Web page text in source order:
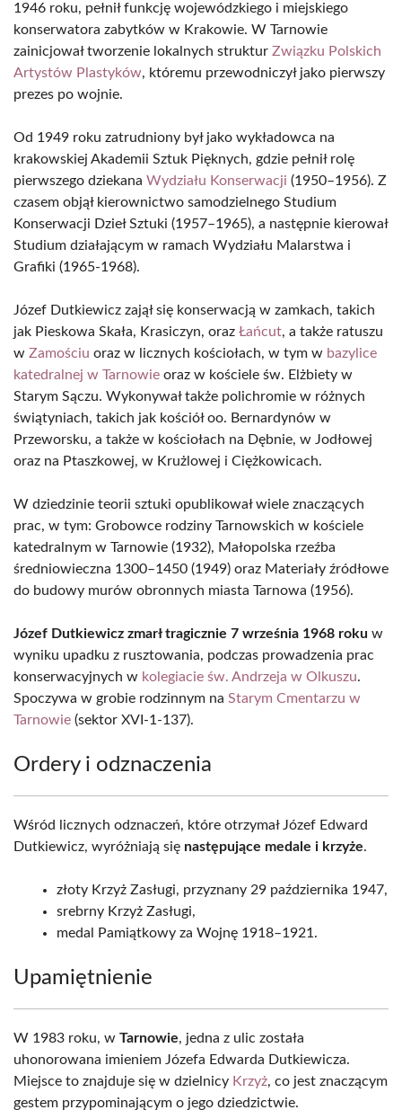
1946 roku, pełnił funkcję wojewódzkiego i miejskiego
konserwatora zabytków w Krakowie. W Tarnowie
zainicjował tworzenie lokalnych struktur Związku Polskich
Artystów Plastyków, któremu przewodniczył jako pierwszy
prezes po wojnie.
Od 1949 roku zatrudniony był jako wykładowca na
krakowskiej Akademii Sztuk Pięknych, gdzie pełnił rolę
pierwszego dziekana Wydziału Konserwacji (1950–1956). Z
czasem objął kierownictwo samodzielnego Studium
Konserwacji Dzieł Sztuki (1957–1965), a następnie kierował
Studium działającym w ramach Wydziału Malarstwa i
Grafiki (1965-1968).
Józef Dutkiewicz zajął się konserwacją w zamkach, takich
jak Pieskowa Skała, Krasiczyn, oraz Łańcut, a także ratuszu
w Zamościu oraz w licznych kościołach, w tym w bazylice
katedralnej w Tarnowie oraz w kościele św. Elżbiety w
Starym Sączu. Wykonywał także polichromie w różnych
świątyniach, takich jak kościół oo. Bernardynów w
Przeworsku, a także w kościołach na Dębnie, w Jodłowej
oraz na Ptaszkowej, w Krużlowej i Ciężkowicach.
W dziedzinie teorii sztuki opublikował wiele znaczących
prac, w tym: Grobowce rodziny Tarnowskich w kościele
katedralnym w Tarnowie (1932), Małopolska rzeźba
średniowieczna 1300–1450 (1949) oraz Materiały źródłowe
do budowy murów obronnych miasta Tarnowa (1956).
Józef Dutkiewicz zmarł tragicznie 7 września 1968 roku w
wyniku upadku z rusztowania, podczas prowadzenia prac
konserwacyjnych w kolegiacie św. Andrzeja w Olkuszu.
Spoczywa w grobie rodzinnym na Starym Cmentarzu w
Tarnowie (sektor XVI-1-137).
Ordery i odznaczenia
Wśród licznych odznaczeń, które otrzymał Józef Edward
Dutkiewicz, wyróżniają się następujące medale i krzyże.
złoty Krzyż Zasługi, przyznany 29 października 1947,
srebrny Krzyż Zasługi,
medal Pamiątkowy za Wojnę 1918–1921.
Upamiętnienie
W 1983 roku, w Tarnowie, jedna z ulic została
uhonorowana imieniem Józefa Edwarda Dutkiewicza.
Miejsce to znajduje się w dzielnicy Krzyż, co jest znaczącym
gestem przypominającym o jego dziedzictwie.